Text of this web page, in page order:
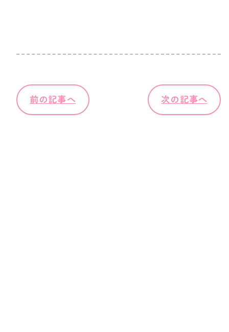
前の記事へ 次の記事へ